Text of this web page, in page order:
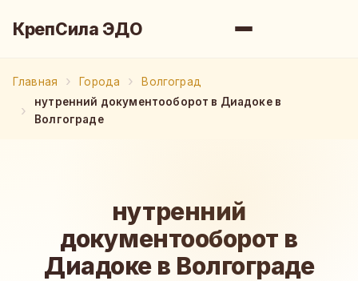
КрепСила ЭДО
Главная Города
Волгоград
нутренний документооборот в Диадоке в
Волгограде
нутренний
документооборот в
Диадоке в Волгограде